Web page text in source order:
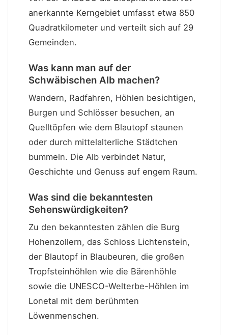
anerkannte Kerngebiet umfasst etwa 850
Quadratkilometer und verteilt sich auf 29
Gemeinden.
Was kann man auf der
Schwäbischen Alb machen?
Wandern, Radfahren, Höhlen besichtigen,
Burgen und Schlösser besuchen, an
Quelltöpfen wie dem Blautopf staunen
oder durch mittelalterliche Städtchen
bummeln. Die Alb verbindet Natur,
Geschichte und Genuss auf engem Raum.
Was sind die bekanntesten
Sehenswürdigkeiten?
Zu den bekanntesten zählen die Burg
Hohenzollern, das Schloss Lichtenstein,
der Blautopf in Blaubeuren, die großen
Tropfsteinhöhlen wie die Bärenhöhle
sowie die UNESCO-Welterbe-Höhlen im
Lonetal mit dem berühmten
Löwenmenschen.